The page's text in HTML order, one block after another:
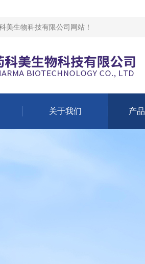
美生物科技有限公司网站 ！
关于我们 产